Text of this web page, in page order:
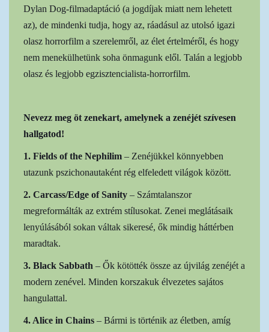
Dylan Dog-filmadaptáció (a jogdíjak miatt nem lehetett
az), de mindenki tudja, hogy az, ráadásul az utolsó igazi
olasz horrorfilm a szerelemről, az élet értelméről, és hogy
nem menekülhetünk soha önmagunk elől. Talán a legjobb
olasz és legjobb egzisztencialista-horrorfilm.
Nevezz meg öt zenekart, amelynek a zenéjét szívesen
hallgatod!
1. Fields of the Nephilim – Zenéjükkel könnyebben
utazunk pszichonautaként rég elfeledett világok között.
2. Carcass/Edge of Sanity – Számtalanszor
megreformálták az extrém stílusokat. Zenei meglátásaik
lenyúlásából sokan váltak sikeresé, ők mindig háttérben
maradtak.
3. Black Sabbath – Ők kötötték össze az újvilág zenéjét a
modern zenével. Minden korszakuk élvezetes sajátos
hangulattal.
4. Alice in Chains – Bármi is történik az életben, amíg